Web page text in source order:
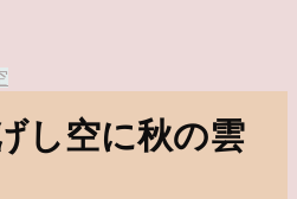
し空に秋の雲